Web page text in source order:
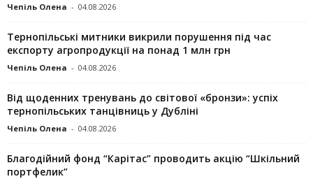
Чепіль Олена - 04.08.2026
Тернопільські митники викрили порушення під час
експорту агропродукції на понад 1 млн грн
Чепіль Олена - 04.08.2026
Від щоденних тренувань до світової «бронзи»: успіх
тернопільських танцівниць у Дубліні
Чепіль Олена - 04.08.2026
Благодійний фонд “Карітас” проводить акцію “Шкільний
портфелик”